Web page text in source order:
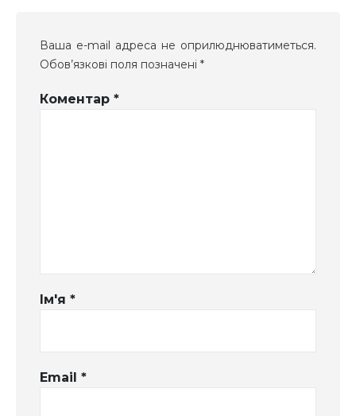
Ваша e-mail адреса не оприлюднюватиметься.
Обов’язкові поля позначені *
Коментар *
Ім'я *
Email *